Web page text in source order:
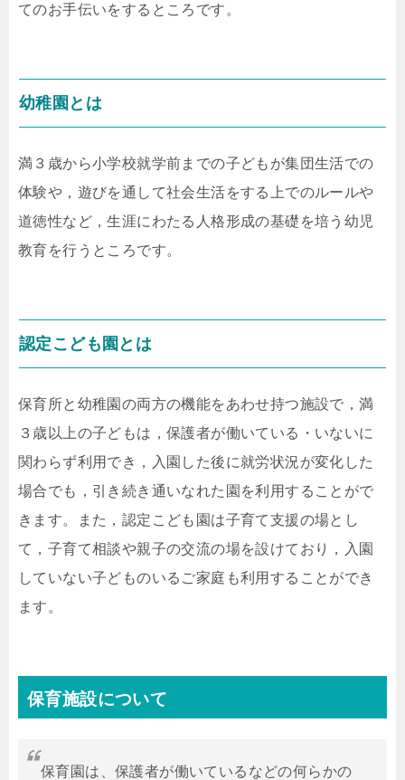
てのお手伝いをするところです。
幼稚園とは
満３歳から小学校就学前までの子どもが集団生活での
体験や，遊びを通して社会生活をする上でのルールや
道徳性など，生涯にわたる人格形成の基礎を培う幼児
教育を行うところです。
認定こども園とは
保育所と幼稚園の両方の機能をあわせ持つ施設で，満
３歳以上の子どもは，保護者が働いている・いないに
関わらず利用でき，入園した後に就労状況が変化した
場合でも，引き続き通いなれた園を利用することがで
きます。また，認定こども園は子育て支援の場とし
て，子育て相談や親子の交流の場を設けており，入園
していない子どものいるご家庭も利用することができ
ます。
保育施設について
保育園は、保護者が働いているなどの何らかの